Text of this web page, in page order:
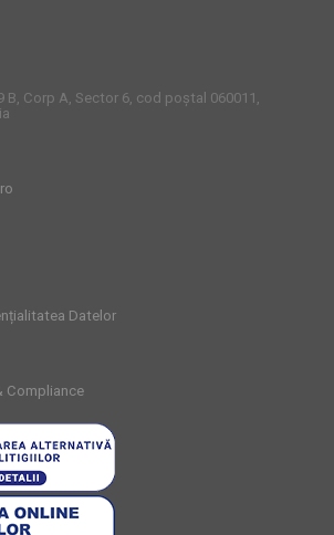
B, Corp A, Sector 6, cod poștal 060011,
Datelor
Compliance